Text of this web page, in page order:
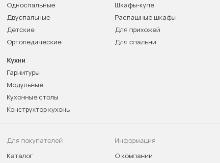
Односпальные
Двуспальные
Детские
Ортопедические
Шкафы-купе
Распашные шкафы
Для прихожей
Для спальни
Кухни
Гарнитуры
Модульные
Кухонные столы
Конструктор кухонь
Для покупателей
Каталог
Информация
О компании